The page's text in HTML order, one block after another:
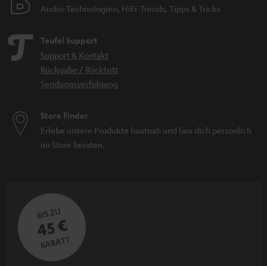
Audio-Technologien, HiFi-Trends, Tipps & Tricks
Teufel Support
Support & Kontakt
Rückgabe / Rücktritt
Sendungsverfolgung
Store Finder
Erlebe unsere Produkte hautnah und lass dich persönlich
im Store beraten.
BIS ZU
45 €
RABATT